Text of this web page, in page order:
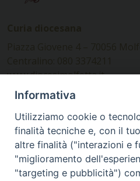
www.diocesimolfetta.it –
Ufficio Comunicazioni sociali
Piazza Giovene 4 – 70056
Informativa
Utilizziamo cookie o
finalità tecniche e, con il
altre finalità ("interazioni e
"miglioramento
"targeting e pubblicità")